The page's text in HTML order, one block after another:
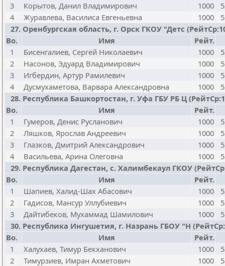
3
Корытов, Данил Владимирович 1000
4
Журавлева, Василиса Евгеньевна 1000
27. Оренбургская область, г. Орск ГКОУ "Детс
Bo.
Имя
Рейт.
1
Бисенгалиев, Сергей Николаевич 1000
2
Насонов, Эдуард Владимирович 1000
3
Игбердин, Артур Рамилевич 1000
4
Дусмухаметова, Варвара Александровна 1000
28. Республика Башкортостан, г. Уфа ГБУ РБ Ц
Bo.
Имя
Рейт.
1
Гумеров, Денис Русланович 1000
2
Ляшков, Ярослав Андреевич 1000
3
Глазков, Дмитрий Александрович 1000
4
Васильева, Арина Олеговна 1000
29. Республика Дагестан, с. Халимбекаул ГКОУ
Bo.
Имя
Рейт.
1
Шапиев, Халид-Шах Абасович 1000
2
Гадисов, Мансур Уллубиевич 1000
3
Дайтибеков, Мухаммад Шамилович 1000
30. Республика Ингушетия, г. Назрань ГБОУ "Н
Bo.
Имя
Рейт.
1
Халухаев, Тимур Бекханович 1000
2
Тимурзиев, Имран Ахметович 1000